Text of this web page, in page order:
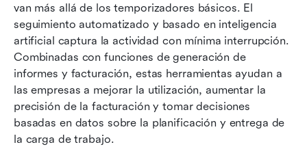
van más allá de los temporizadores básicos. El
seguimiento automatizado y basado en inteligencia
artificial captura la actividad con mínima interrupción.
Combinadas con funciones de generación de
informes y facturación, estas herramientas ayudan a
las empresas a mejorar la utilización, aumentar la
precisión de la facturación y tomar decisiones
basadas en datos sobre la planificación y entrega de
la carga de trabajo.